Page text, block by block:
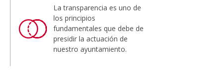
La transparencia es uno de
los principios
fundamentales que debe de
presidir la actuación de
nuestro ayuntamiento.